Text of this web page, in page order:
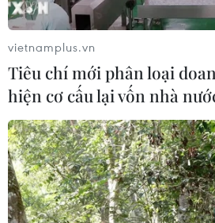
vietnamplus.vn
Tiêu chí mới phân loại
hiện cơ cấu lại vốn nhà